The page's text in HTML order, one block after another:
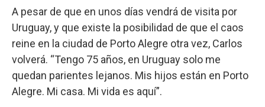
A pesar de que en unos días vendrá de visita por
Uruguay, y que existe la posibilidad de que el caos
reine en la ciudad de Porto Alegre otra vez, Carlos
volverá. “Tengo 75 años, en Uruguay solo me
quedan parientes lejanos. Mis hijos están en Porto
Alegre. Mi casa. Mi vida es aquí”.